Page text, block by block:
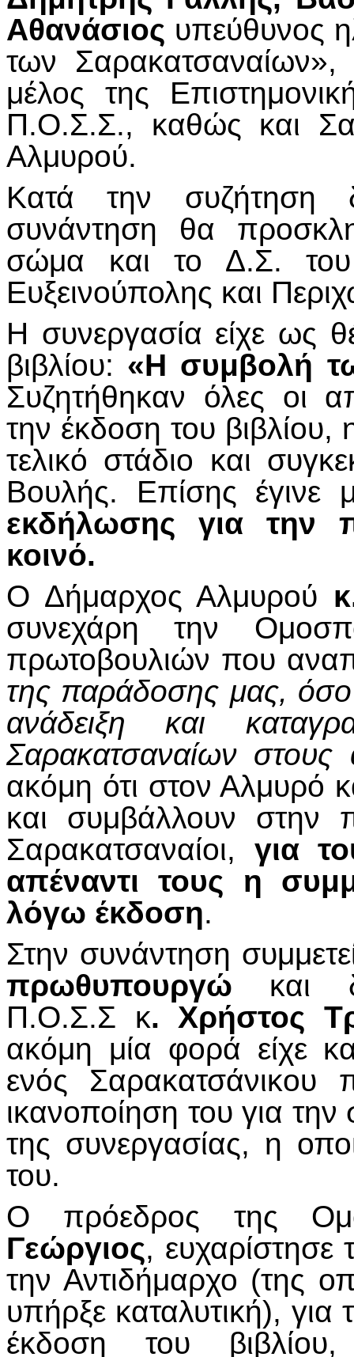
Αθανάσιος υπεύθυνος
των
μέλος της
Π.Ο.Σ.Σ., καθώς και
Αλμυρού.
Κατά την συζήτηση
συνάντηση θα
σώμα και το Δ.Σ. του
Ευξεινούπολης και
Η συνεργασία είχε ως
βιβλίου: «Η συμβολή
Συζητήθηκαν όλες οι
την έκδοση του βιβλίου,
τελικό στάδιο και
Βουλής. Επίσης έγινε
εκδήλωσης για την
κοινό.
Ο Δήμαρχος Αλμυρού
συνεχάρη την
πρωτοβουλιών που
της παράδοσης μας, όσο
ανάδειξη και
Σαρακατσαναίων
ακόμη ότι στον Αλμυρό
και συμβάλλουν στην
Σαρακατσαναίοι, για
απέναντι τους η
λόγω έκδοση.
Στην συνάντηση
πρωθυπουργώ και
Π.Ο.Σ.Σ κ. Χρήστος
ακόμη μία φορά είχε
ενός Σαρακατσάνικου
ικανοποίηση του για
της συνεργασίας, η
του.
Ο πρόεδρος της
Γεώργιος,
την Αντιδήμαρχο (της
υπήρξε καταλυτική),
έκδοση του